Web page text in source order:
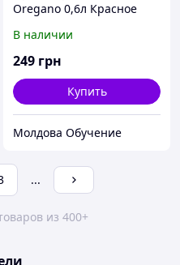
Oregano 0,6л Красное
В наличии
249 грн
Купить
Молдова Обучение
...
из 400+